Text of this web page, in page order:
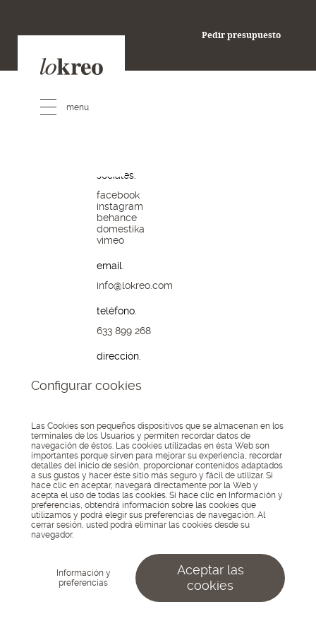
Pedir presupuesto
sociales.
facebook
instagram
behance
domestika
vimeo
email.
info@lokreo.com
teléfono.
633 899 268
dirección.
191
© 2026 Lo Kreo - Estudio
Creativo
Aviso Legal
Política de
privacidad
Política de
cookies
Configurar
cookies
Asociados
a:
Configurar cookies
Las Cookies son pequeños dispositivos que se almacenan en los
terminales de los Usuarios y permiten recordar datos de
navegación de éstos. Las cookies utilizadas en ésta Web son
importantes porque sirven para mejorar su experiencia, recordar
detalles del inicio de sesión, proporcionar contenidos adaptados
a sus gustos y hacer éste sitio más seguro y fácil de utilizar. Si
hace clic en aceptar, navegará directamente por la Web y
acepta el uso de todas las cookies. Si hace clic en Información y
preferencias, obtendrá información sobre las cookies que
utilizamos y podrá elegir sus preferencias de navegación. Al
cerrar sesión, usted podrá eliminar las cookies desde su
navegador.
Información y
preferencias
Aceptar las
cookies